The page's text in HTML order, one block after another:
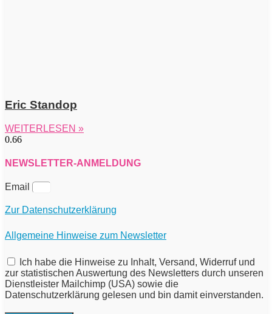
Eric Standop
WEITERLESEN »
NEWSLETTER-ANMELDUNG
Email
Zur Datenschutzerklärung
Allgemeine Hinweise zum Newsletter
Ich habe die Hinweise zu Inhalt, Versand, Widerruf und
zur statistischen Auswertung des Newsletters durch unseren
Dienstleister Mailchimp (USA) sowie die
Datenschutzerklärung gelesen und bin damit einverstanden.